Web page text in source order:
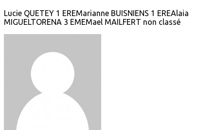
Lucie QUETEY 1 EREMarianne BUISNIENS 1 EREAlaia
MIGUELTORENA 3 EMEMael MAILFERT non classé